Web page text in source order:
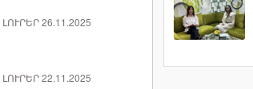
ԼՈՒՐԵՐ 26.11.2025
ԼՈՒՐԵՐ 22.11.2025